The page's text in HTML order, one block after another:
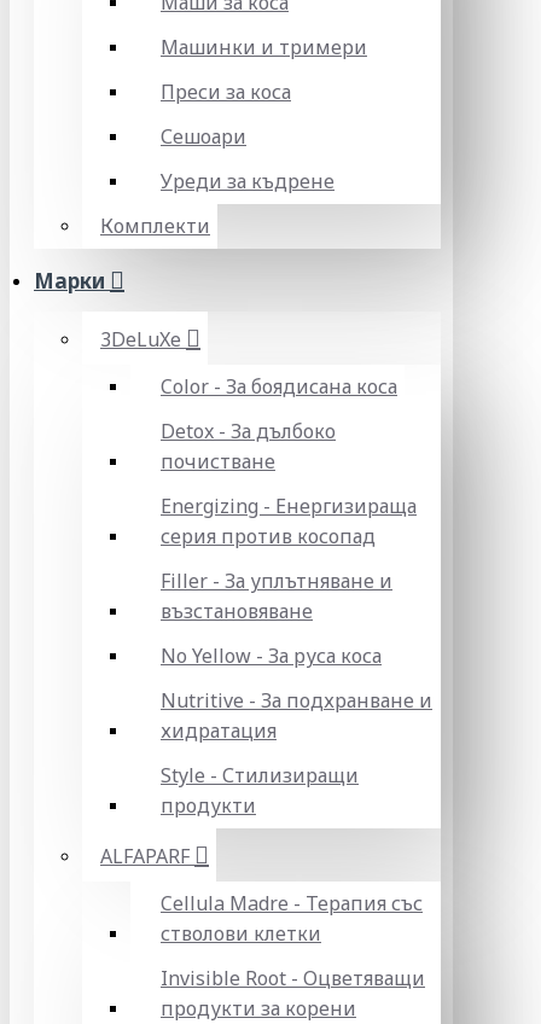
Машинки и тримери
Преси за коса
Сешоари
Уреди за къдрене
Комплекти
Марки
3DeLuXe
Color - За боядисана коса
Detox - За дълбоко
почистване
Energizing - Енергизираща
серия против косопад
Filler - За уплътняване и
възстановяване
No Yellow - За руса коса
Nutritive - За подхранване и
хидратация
Style - Стилизиращи
продукти
ALFAPARF
Cellula Madre - Терапия със
стволови клетки
Invisible Root - Оцветяващи
продукти за корени